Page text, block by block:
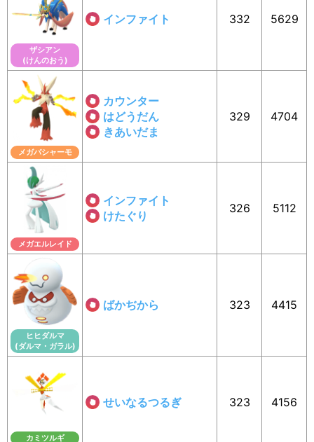
ザシアン
(けんのおう)
インファイト 332 5629
メガバシャーモ
カウンター
はどうだん
きあいだま
329 4704
メガエルレイド
インファイト
けたぐり
326 5112
ヒヒダルマ
(ダルマ・ガラル)
ばかぢから 323 4415
カミツルギ
せいなるつるぎ 323 4156